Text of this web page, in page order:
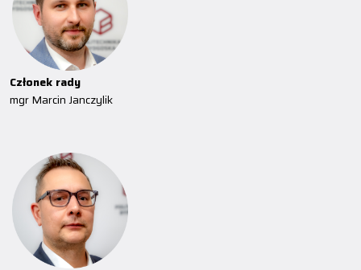
Członek rady
mgr Marcin Janczylik